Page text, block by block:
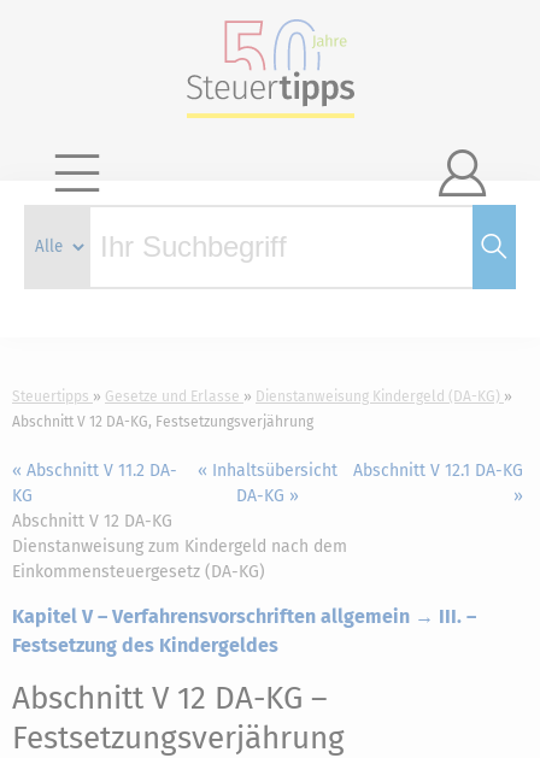

Steuertipps Gesetze und Erlasse
Dienstanweisung Kindergeld (DA-KG)
Abschnitt V 12 DA-KG, Festsetzungsverjährung
« Abschnitt V 11.2 DA-
KG
« Inhaltsübersicht
DA-KG »
Abschnitt V 12.1 DA-KG
»
Abschnitt V 12 DA-KG
Dienstanweisung zum Kindergeld nach dem
Einkommensteuergesetz (DA-KG)
Kapitel V – Verfahrensvorschriften allgemein → III. –
Festsetzung des Kindergeldes
Abschnitt V 12 DA-KG –
Festsetzungsverjährung